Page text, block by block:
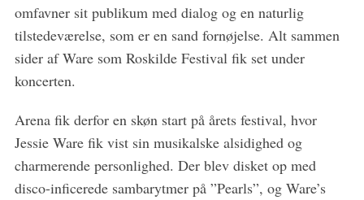
omfavner sit publikum med dialog og en naturlig
tilstedeværelse, som er en sand fornøjelse. Alt sammen
sider af Ware som Roskilde Festival fik set under
koncerten.
Arena fik derfor en skøn start på årets festival, hvor
Jessie Ware fik vist sin musikalske alsidighed og
charmerende personlighed. Der blev disket op med
disco-inficerede sambarytmer på ”Pearls”, og Ware’s
S
a
r
c
h